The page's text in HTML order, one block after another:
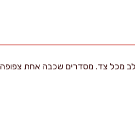
בקערה רחבה וטובלים אותם במהירות (1-2 שניות) בחלב מכל צד. מסדרים שכבה אחת צפופה